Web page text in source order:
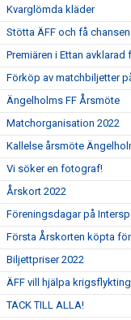
Kvarglömda kläder
Stötta ÄFF och få
Premiären i Ettan avklarad
Förköp av matchbiljetter
Ängelholms FF Årsmöte
Matchorganisation 2022
Kallelse årsmöte
Vi söker en fotograf!
Årskort 2022
Föreningsdagar på
Första Årskorten köpta
Biljettpriser 2022
ÄFF vill hjälpa
TACK TILL ALLA!